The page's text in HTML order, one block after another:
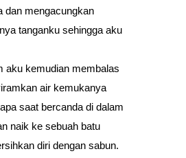
dan mengacungkan
tanganku sehingga aku
aku kemudian membalas
air kemukanya
saat bercanda di dalam
naik ke sebuah batu
diri dengan sabun.